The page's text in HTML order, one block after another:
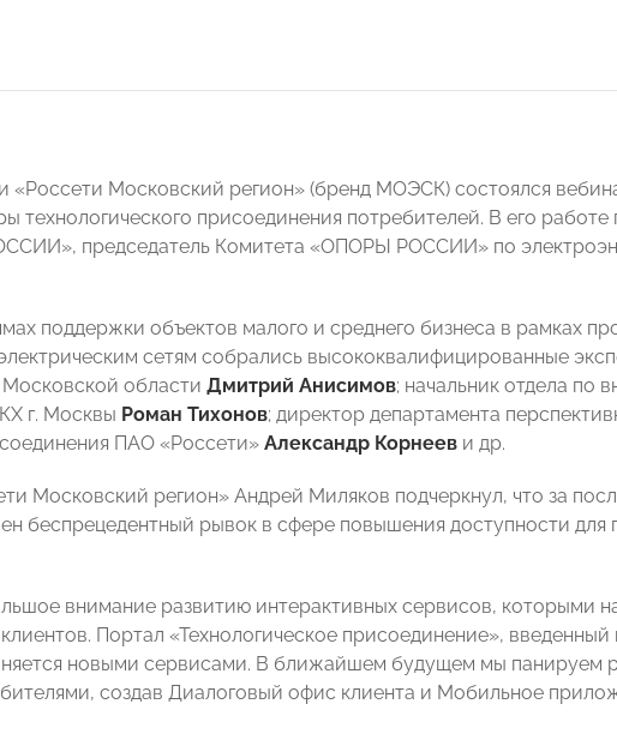
«Россети Московский регион» (бренд МОЭСК) состоялся
технологического присоединения потребителей. В его работе
председатель Комитета «ОПОРЫ РОССИИ» по
поддержки объектов малого и среднего бизнеса в рамках
сетям собрались высококвалифицированные
области Дмитрий Анисимов; начальник отдела по
г. Москвы Роман Тихонов; директор департамента
ПАО «Россети» Александр Корнеев и др.
Московский регион» Андрей Миляков подчеркнул, что за
беспрецедентный рывок в сфере повышения доступности для
внимание развитию интерактивных сервисов, которыми
клиентов. Портал «Технологическое присоединение»,
новыми сервисами. В ближайшем будущем мы панируем
создав Диалоговый офис клиента и Мобильное